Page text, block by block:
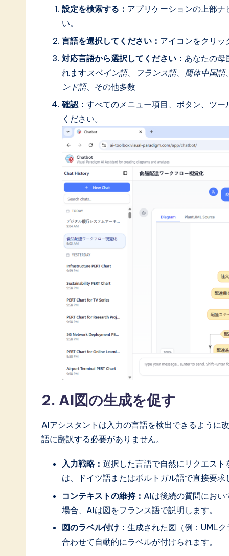
設定を検索する： アプリケーションの上部
い。
言語を選択してください： アイコンをクリッ
対応言語から選択してください： あなたの母
れます スペイン語、フランス語、簡体中国
ンド語、その他多数
確認： すべてのメニュー項目、ボタン、ツ
ください。
2. AI図の生成を促す
AIアシスタントは入力の言語を検出できるように
語に翻訳する必要がありません。
入力戦略： 選択した言語で自然にリクエス
は、ドイツ語またはポルトガル語で直接要求
コンテキストの維持： AIは後続の質問におい
場合、AIは図をフランス語で説明します。
図のラベル付け： 生成された図（例：UML
合わせて自動的にラベルが付けられます。